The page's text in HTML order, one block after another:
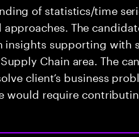
of statistics/time
The
insights supporting with
Chain area. The
client’s business
would require